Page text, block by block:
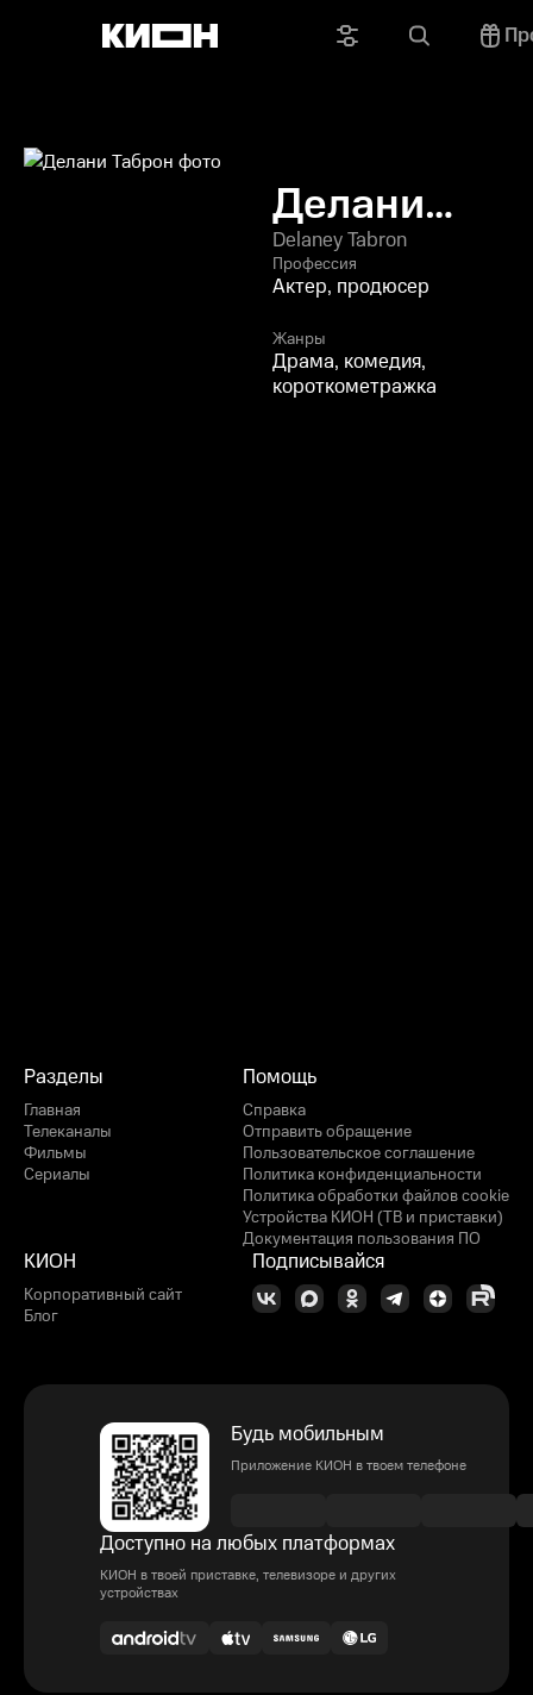
Делани
Таброн
Delaney Tabron
Профессия
Актер, продюсер
Жанры
Драма, комедия,
короткометражка
Разделы
Главная
Телеканалы
Фильмы
Сериалы
Помощь
Справка
Отправить обращение
Пользовательское соглашение
Политика конфиденциальности
Политика обработки файлов cookie
Устройства КИОН (ТВ и приставки)
Документация пользования ПО
КИОН
Корпоративный сайт
Блог
Подписывайся
Будь мобильным
Приложение КИОН в твоем телефоне
Доступно на любых платформах
КИОН в твоей приставке, телевизоре и других
устройствах